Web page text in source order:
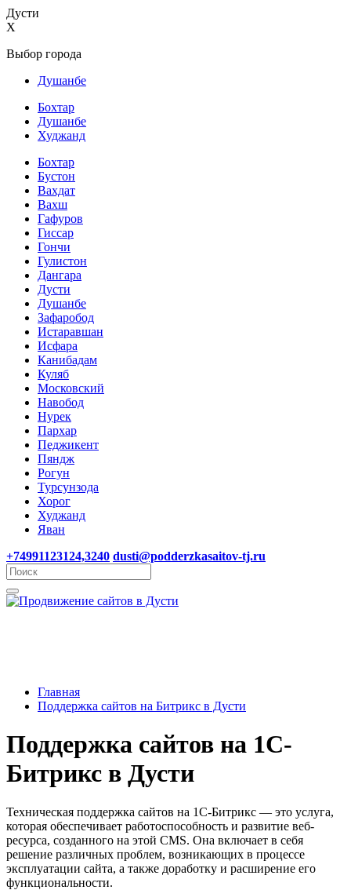
Дусти
X
Выбор города
Душанбе
Бохтар
Душанбе
Худжанд
Бохтар
Бустон
Вахдат
Вахш
Гафуров
Гиссар
Гончи
Гулистон
Дангара
Дусти
Душанбе
Зафаробод
Истаравшан
Исфара
Канибадам
Куляб
Московский
Навобод
Нурек
Пархар
Педжикент
Пяндж
Рогун
Турсунзода
Хорог
Худжанд
Яван
+74991123124,3240 dusti@podderzkasaitov-tj.ru
Главная
Поддержка сайтов на Битрикс в Дусти
Поддержка сайтов на 1С-
Битрикс в Дусти
Техническая поддержка сайтов на 1С-Битрикс — это услуга,
которая обеспечивает работоспособность и развитие веб-
ресурса, созданного на этой CMS. Она включает в себя
решение различных проблем, возникающих в процессе
эксплуатации сайта, а также доработку и расширение его
функциональности.